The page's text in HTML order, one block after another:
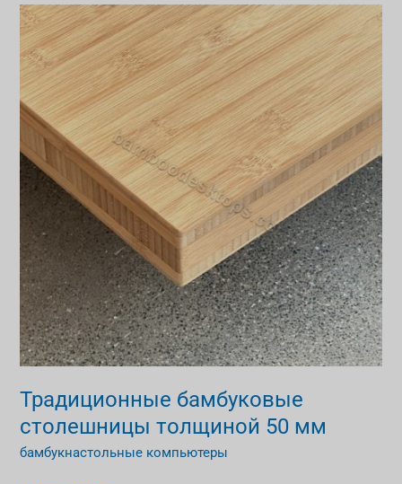
Традиционные бамбуковые
столешницы толщиной 50 мм
бамбукнастольные компьютеры
Традиционные
бамбуковые
столешницы
толщиной
50
мм